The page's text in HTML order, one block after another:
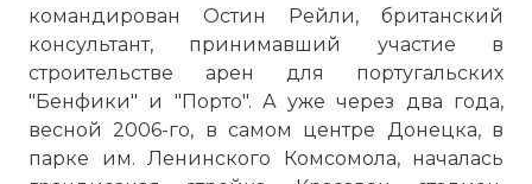
командирован Остин Рейли, британский
консультант, принимавший участие в
строительстве арен для португальских
"Бенфики" и "Порто". А уже через два года,
весной 2006-го, в самом центре Донецка, в
парке им. Ленинского Комсомола, началась